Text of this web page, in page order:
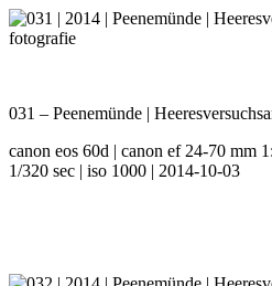
031 – Peenemünde |
canon eos 60d | canon ef 24-70 mm
1/320 sec | iso 1000 | 2014-10-03